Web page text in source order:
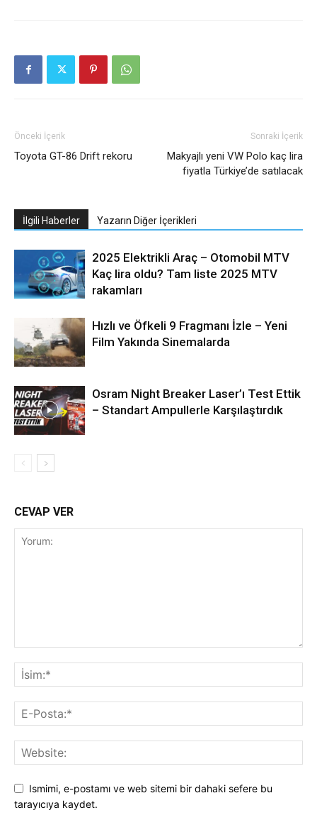
Önceki İçerik
Toyota GT-86 Drift rekoru
Sonraki İçerik
Makyajlı yeni VW Polo kaç lira
fiyatla Türkiye’de satılacak
İlgili Haberler Yazarın Diğer İçerikleri
2025 Elektrikli Araç – Otomobil MTV
Kaç lira oldu? Tam liste 2025 MTV
rakamları
Hızlı ve Öfkeli 9 Fragmanı İzle – Yeni
Film Yakında Sinemalarda
Osram Night Breaker Laser’ı Test Ettik
– Standart Ampullerle Karşılaştırdık
CEVAP VER
Ismimi, e-postamı ve web sitemi bir dahaki sefere bu
tarayıcıya kaydet.